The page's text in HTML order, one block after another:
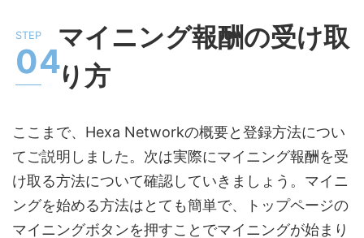
マイニング報酬の受け取
り方
ここまで、Hexa Networkの概要と登録方法につい
てご説明しました。次は実際にマイニング報酬を受
け取る方法について確認していきましょう。マイニ
ングを始める方法はとても簡単で、トップページの
マイニングボタンを押すことでマイニングが始まり